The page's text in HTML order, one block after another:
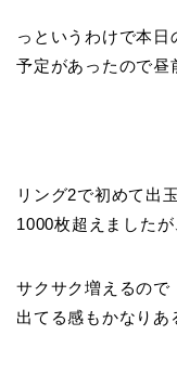
っというわけで本日
予定があったので昼
リング2で初めて出
1000枚超えましたが
サクサク増えるので
出てる感もかなり